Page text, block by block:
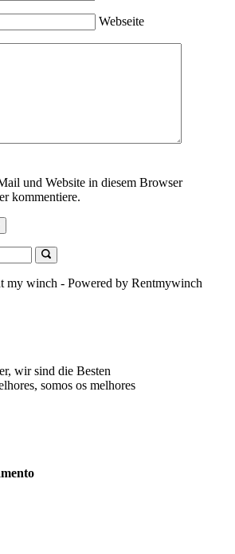
Webseite
und Website in diesem Browser
kommentiere.
my winch - Powered by Rentmywinch
wir sind die Besten
somos os melhores